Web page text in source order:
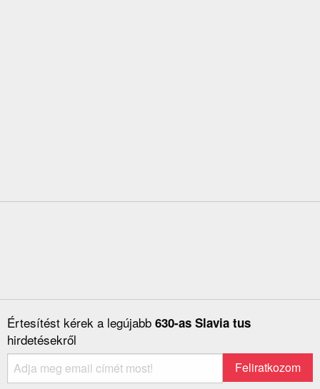
Értesítést kérek a legújabb 630-as Slavia tus
hirdetésekről